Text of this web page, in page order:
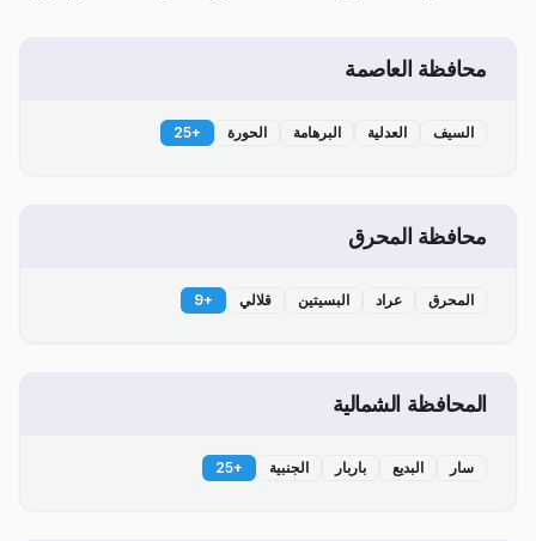
محافظة العاصمة
السيف العدلية البرهامة الحورة +
25
محافظة المحرق
المحرق عراد البسيتين قلالي +
9
المحافظة الشمالية
سار البديع باربار الجنبية +
25